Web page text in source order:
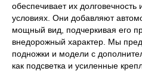
обеспечивает их
условиях. Они добавляют
мощный вид, подчеркивая его
внедорожный характер. Мы
подножки и модели с
как подсветка и усиленные